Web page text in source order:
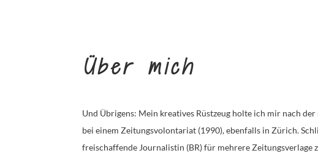
Über mich
Und Übrigens: Mein kreatives Rüstzeug holte ich mir nach
bei einem Zeitungsvolontariat (1990), ebenfalls in Zürich.
freischaffende Journalistin (BR) für mehrere Zeitungsverlage